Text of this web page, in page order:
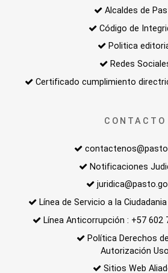
Alcaldes de
Código de
Politica
Redes
Certificado cumplimiento
CONTACTO
Notificaciones
Línea de Servicio a la
Línea Anticorrupción : +57 602
Política Derechos
Autorización Uso
Sitios Web